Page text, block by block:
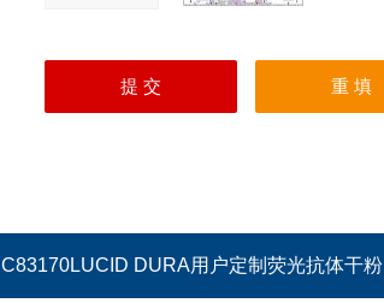
C83170LUCID DURA用户定制荧光抗体干粉试剂